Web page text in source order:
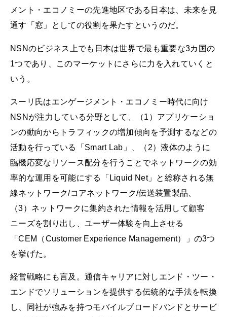
メント・エコノミーの先進地区である日本は、未来を見
通す「窓」としての役割を果たすというのだ。
NSNのビジネス上でも日本は世界で最も重要な3カ国の
1つであり、このマーケットにさらに力を入れていくと
いう。
スーリ氏はエンゲージメント・エコノミー時代に向け
NSNが注力している分野として、（1）アプリケーショ
ンの動向からトラフィックの増加傾向を予測するなどの
活動を行っている「Smart Lab」、（2）液体のように
臨機応変なリソース配分を行うことでネットワークの効
率的な運用を可能にする「Liquid Net」と総称される無
線ネットワーク/コアネットワーク/伝送装置製品、
（3）ネットワークに集約された情報を活用して顧客
ニーズを割り出し、ユーザー体験を向上させる
「CEM（Customer Experience Management）」の3つ
を挙げた。
経営戦略にも言及。通信キャリアに対しエンド・ツー・
エンドでソリューションを提供する伝統的な手法を転換
し、同社が強みを持つモバイルブロードバンドとサービ